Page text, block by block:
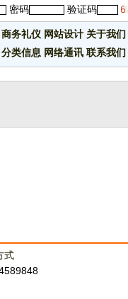
密码 验证码
商务礼仪 网站设计 关于我们
分类信息 网络通讯 联系我们
式